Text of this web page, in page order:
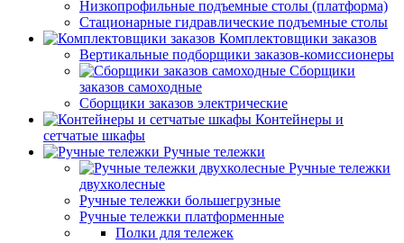
Низкопрофильные подъемные столы (платформа)
Стационарные гидравлические подъемные столы
Комплектовщики заказов
Вертикальные подборщики заказов-комиссионеры
Сборщики
заказов самоходные
Сборщики заказов электрические
Контейнеры и
сетчатые шкафы
Ручные тележки
Ручные тележки
двухколесные
Ручные тележки большегрузные
Ручные тележки платформенные
Полки для тележек